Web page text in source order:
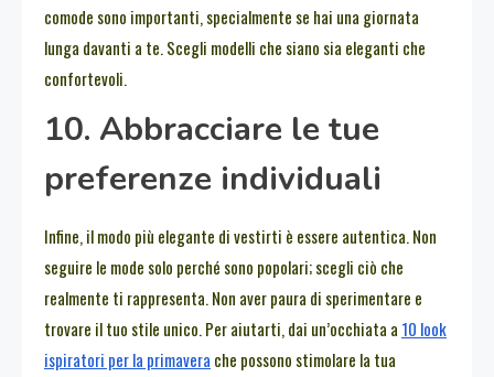
comode sono importanti, specialmente se hai una giornata
lunga davanti a te. Scegli modelli che siano sia eleganti che
confortevoli.
10. Abbracciare le tue
preferenze individuali
Infine, il modo più elegante di vestirti è essere autentica. Non
seguire le mode solo perché sono popolari; scegli ciò che
realmente ti rappresenta. Non aver paura di sperimentare e
trovare il tuo stile unico. Per aiutarti, dai un’occhiata a 10 look
ispiratori per la primavera che possono stimolare la tua